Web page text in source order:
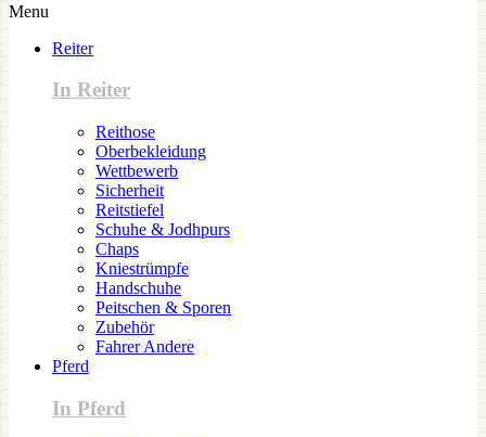
Menu
Reiter
In Reiter
Reithose
Oberbekleidung
Wettbewerb
Sicherheit
Reitstiefel
Schuhe & Jodhpurs
Chaps
Kniestrümpfe
Handschuhe
Peitschen & Sporen
Zubehör
Fahrer Andere
Pferd
In Pferd